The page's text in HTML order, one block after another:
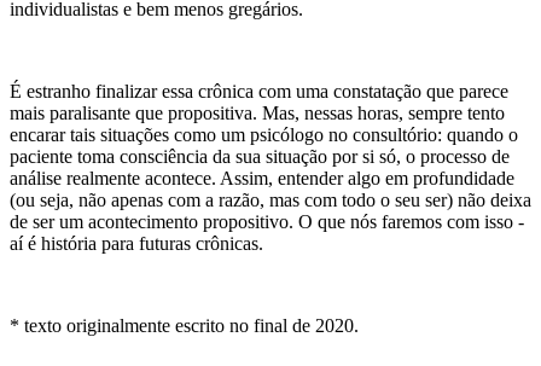
individualistas e bem menos gregários.
É estranho finalizar essa crônica com uma constatação que parece
mais paralisante que propositiva. Mas, nessas horas, sempre tento
encarar tais situações como um psicólogo no consultório: quando o
paciente toma consciência da sua situação por si só, o processo de
análise realmente acontece. Assim, entender algo em profundidade
(ou seja, não apenas com a razão, mas com todo o seu ser) não deixa
de ser um acontecimento propositivo. O que nós faremos com isso -
aí é história para futuras crônicas.
* texto originalmente escrito no final de 2020.